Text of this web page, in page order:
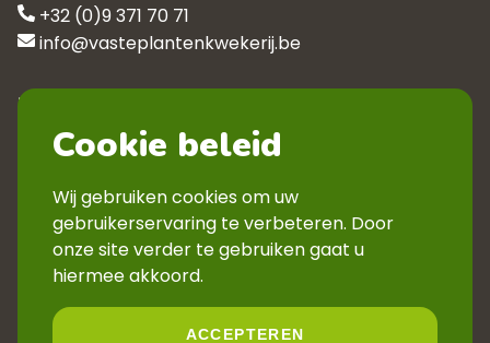
+32 (0)9 371 70 71
info@vasteplantenkwekerij.be
Klantenservice
Contact
Veelgestelde vragen
Verkoopsvoorwaarden
Volg ons
Cookie beleid
Wij gebruiken cookies om uw
gebruikerservaring te verbeteren. Door
onze site verder te gebruiken gaat u
hiermee akkoord.
ACCEPTEREN